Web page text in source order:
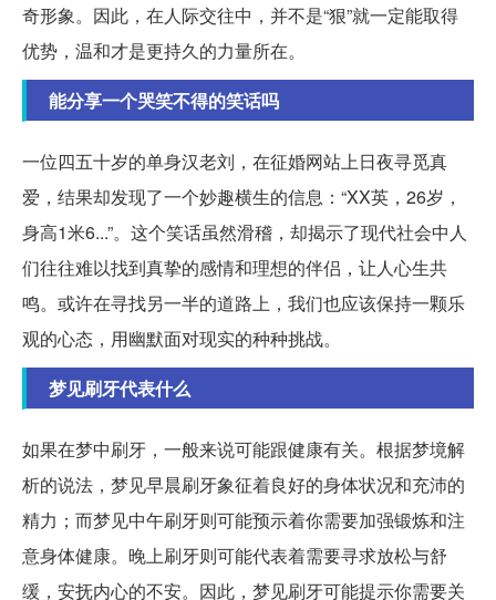
奇形象。因此，在人际交往中，并不是“狠”就一定能取得
优势，温和才是更持久的力量所在。
能分享一个哭笑不得的笑话吗
一位四五十岁的单身汉老刘，在征婚网站上日夜寻觅真
爱，结果却发现了一个妙趣横生的信息：“XX英，26岁，
身高1米6...”。这个笑话虽然滑稽，却揭示了现代社会中人
们往往难以找到真挚的感情和理想的伴侣，让人心生共
鸣。或许在寻找另一半的道路上，我们也应该保持一颗乐
观的心态，用幽默面对现实的种种挑战。
梦见刷牙代表什么
如果在梦中刷牙，一般来说可能跟健康有关。根据梦境解
析的说法，梦见早晨刷牙象征着良好的身体状况和充沛的
精力；而梦见中午刷牙则可能预示着你需要加强锻炼和注
意身体健康。晚上刷牙则可能代表着需要寻求放松与舒
缓，安抚内心的不安。因此，梦见刷牙可能提示你需要关